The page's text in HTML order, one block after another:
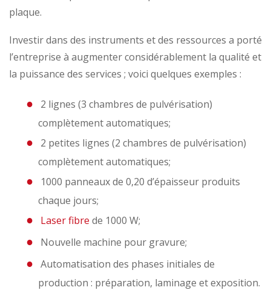
plaque.
Investir dans des instruments et des ressources a porté
l’entreprise à augmenter considérablement la qualité et
la puissance des services ; voici quelques exemples :
2 lignes (3 chambres de pulvérisation)
complètement automatiques;
2 petites lignes (2 chambres de pulvérisation)
complètement automatiques;
1000 panneaux de 0,20 d’épaisseur produits
chaque jours;
Laser fibre de 1000 W;
Nouvelle machine pour gravure;
Automatisation des phases initiales de
production : préparation, laminage et exposition.